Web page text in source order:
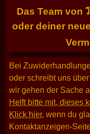
Das Team von
oder deiner
Bei
oder schreibt uns
wir gehen der Sache
Helft bitte mit, dieses
Klick hier, wenn du
Kontaktanzeigen-